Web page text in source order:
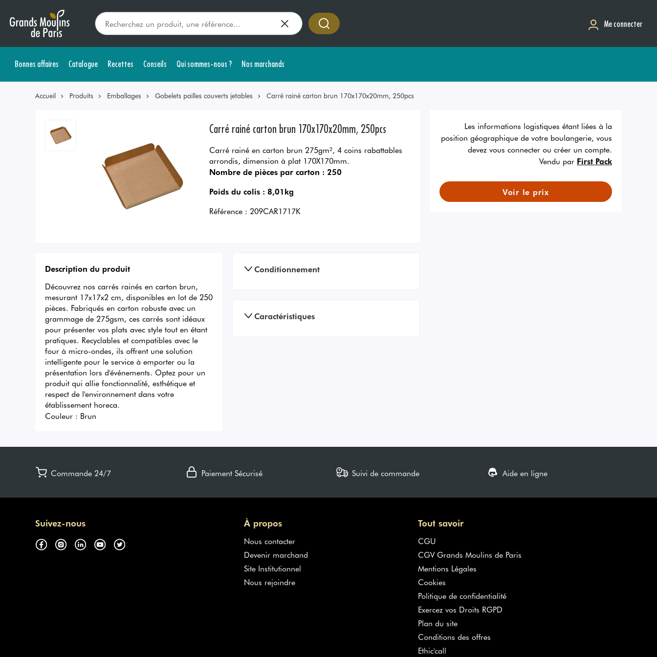
Me connecter
Bonnes affaires Catalogue Recettes Conseils Qui sommes-nous ? Nos marchands
Accueil Produits Emballages Gobelets pailles couverts jetables Carré rainé carton brun 170x170x20mm, 250pcs
Carré rainé carton brun 170x170x20mm, 250pcs
Carré rainé en carton brun 275gm², 4 coins rabattables
arrondis, dimension à plat 170X170mm.
Nombre de pièces par carton : 250
Poids du colis : 8,01kg
Référence : 209CAR1717K
Les informations logistiques étant liées à la
position géographique de votre boulangerie, vous
devez vous connecter ou créer un compte.
Vendu par First Pack
Voir le prix
Description du produit
Découvrez nos carrés rainés en carton brun,
mesurant 17x17x2 cm, disponibles en lot de 250
pièces. Fabriqués en carton robuste avec un
grammage de 275gsm, ces carrés sont idéaux
pour présenter vos plats avec style tout en étant
pratiques. Recyclables et compatibles avec le
four à micro-ondes, ils offrent une solution
intelligente pour le service à emporter ou la
présentation lors d'événements. Optez pour un
produit qui allie fonctionnalité, esthétique et
respect de l'environnement dans votre
établissement horeca.
Couleur : Brun
Conditionnement
Caractéristiques
Commande 24/7 Paiement Sécurisé Suivi de commande Aide en ligne
Suivez-nous À propos
Nous contacter
Devenir marchand
Site Institutionnel
Nous rejoindre
Tout savoir
CGU
CGV Grands Moulins de Paris
Mentions Légales
Cookies
Politique de confidentialité
Exercez vos Droits RGPD
Plan du site
Conditions des offres
Ethic'call